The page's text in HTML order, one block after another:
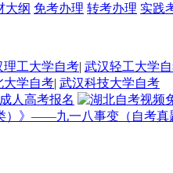
大纲 免考办理 转考办理 实践
理工大学自考| 武汉轻工大学
大学自考| 武汉科技大学自考
）》——九一八事变（自考真